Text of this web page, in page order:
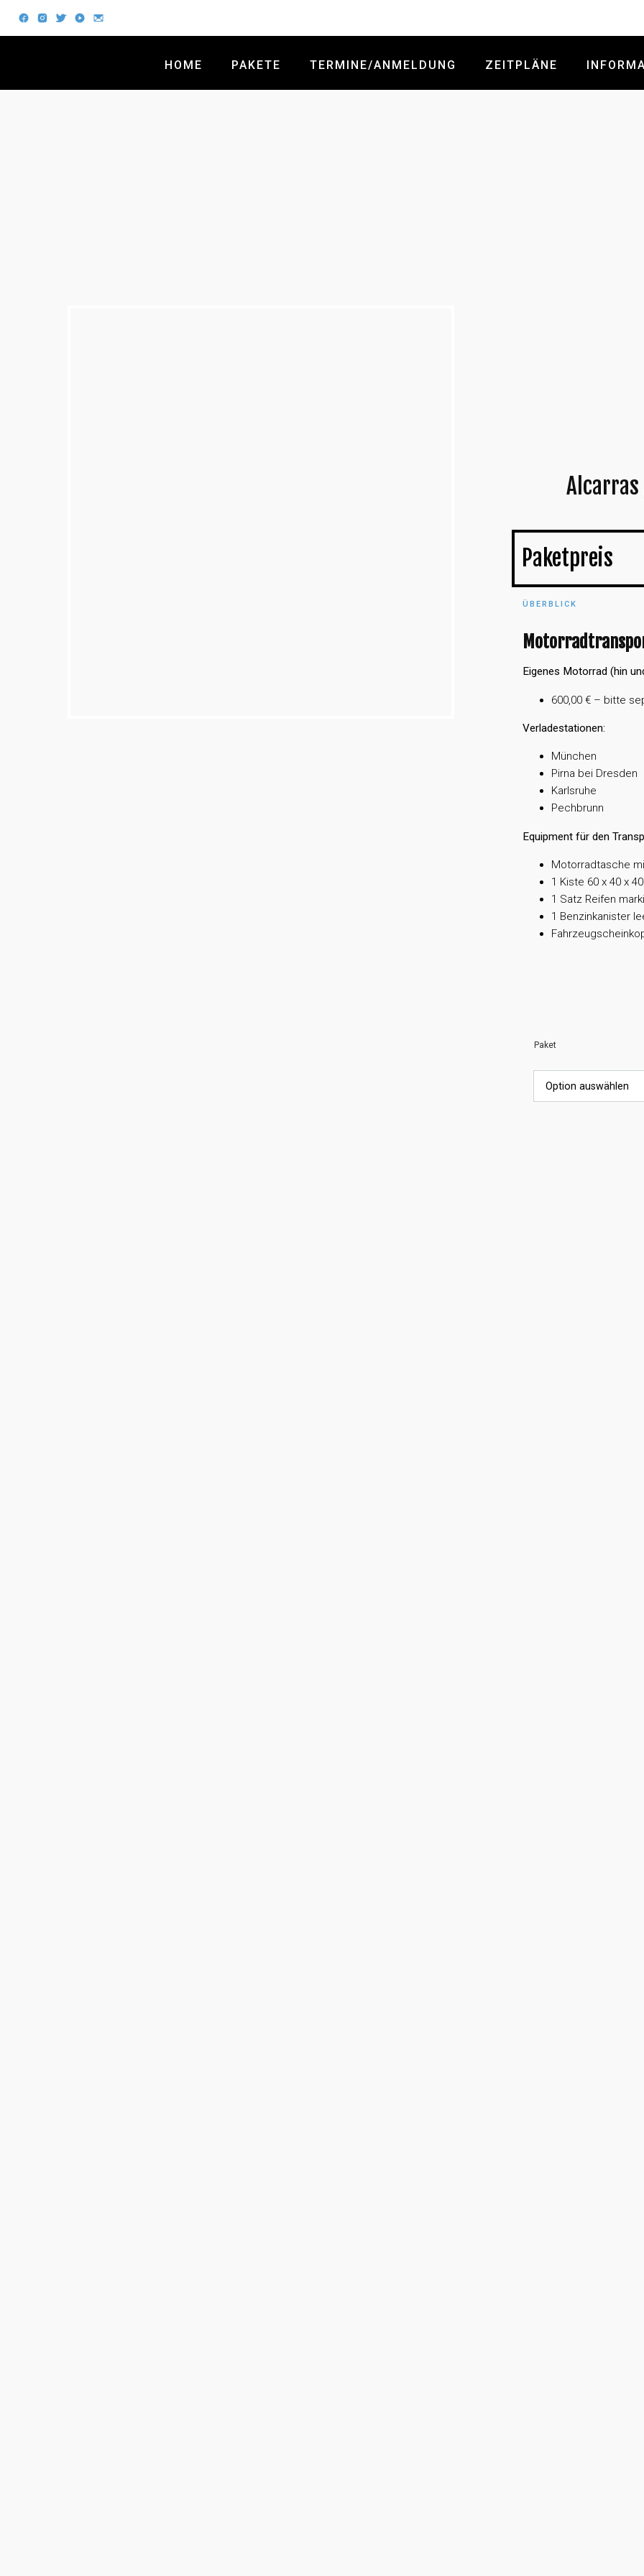
HOME PAKETE TERMINE/ANMELDUNG ZEITPLÄNE
Alcarras
Paketpreis
ÜBERBLICK
Eigenes Motorrad (hin
600,00 € – bitte
Verladestationen:
München
Pirna bei Dresden
Karlsruhe
Pechbrunn
Equipment für den
Motorradtasche
1 Kiste 60 x 40 x
1 Satz Reifen
1 Benzinkanister
Paket